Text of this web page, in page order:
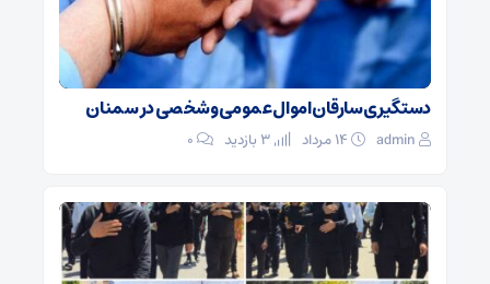
دستگیری سارقان اموال عمومی و شخصی در سمنان
admin ۰